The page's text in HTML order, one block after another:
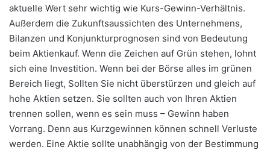
aktuelle Wert sehr wichtig wie Kurs-Gewinn-Verhältnis.
Außerdem die Zukunftsaussichten des Unternehmens,
Bilanzen und Konjunkturprognosen sind von Bedeutung
beim Aktienkauf. Wenn die Zeichen auf Grün stehen, lohnt
sich eine Investition. Wenn bei der Börse alles im grünen
Bereich liegt, Sollten Sie nicht überstürzen und gleich auf
hohe Aktien setzen. Sie sollten auch von Ihren Aktien
trennen sollen, wenn es sein muss – Gewinn haben
Vorrang. Denn aus Kurzgewinnen können schnell Verluste
werden. Eine Aktie sollte unabhängig von der Bestimmung